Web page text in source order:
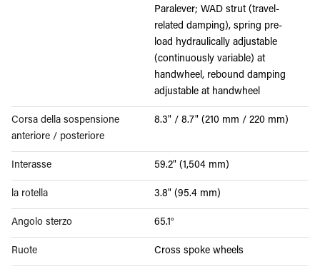
Paralever; WAD strut (travel-
related damping), spring pre-
load hydraulically adjustable
(continuously variable) at
handwheel, rebound damping
adjustable at handwheel
Corsa della sospensione
anteriore / posteriore
8.3" / 8.7" (210 mm / 220 mm)
Interasse 59.2" (1,504 mm)
la rotella 3.8" (95.4 mm)
Angolo sterzo 65.1°
Ruote Cross spoke wheels